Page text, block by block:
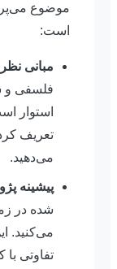
موضوع
است:
مبانی
فلسفی و
استوار
تعریف
می‌دهید.
پیشینه
شده در
می‌کنید.
تفاوتی با